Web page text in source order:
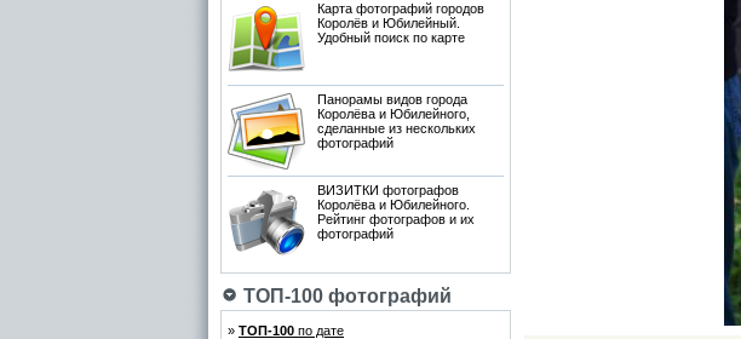
Карта фотографий городов
Королёв и Юбилейный.
Удобный поиск по карте
Панорамы видов города
Королёва и Юбилейного,
сделанные из нескольких
фотографий
ВИЗИТКИ фотографов
Королёва и Юбилейного.
Рейтинг фотографов и их
фотографий
ТОП-100 фотографий
» ТОП-100 по дате